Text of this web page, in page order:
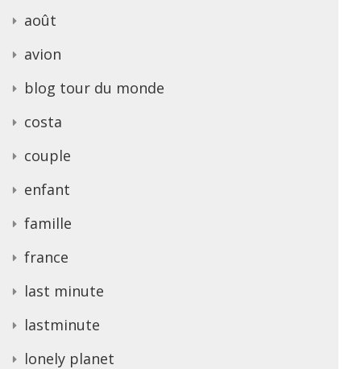
août
avion
blog tour du monde
costa
couple
enfant
famille
france
last minute
lastminute
lonely planet